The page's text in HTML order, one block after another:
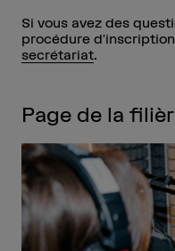
Si vous avez des
procédure
secrétariat.
Page de la